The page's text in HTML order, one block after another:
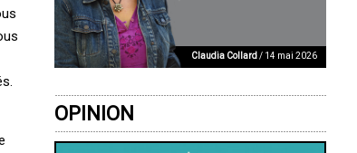
Claudia Collard/ 14 mai 2026
OPINION